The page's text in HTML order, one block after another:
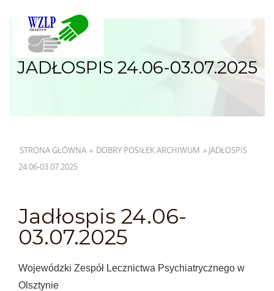
JADŁOSPIS 24.06-03.07.2025
STRONA GŁÓWNA » DOBRY POSIŁEK ARCHIWUM » JADŁOSPIS
24.06-03.07.2025
Jadłospis 24.06-
03.07.2025
Wojewódzki Zespół Lecznictwa Psychiatrycznego w
Olsztynie